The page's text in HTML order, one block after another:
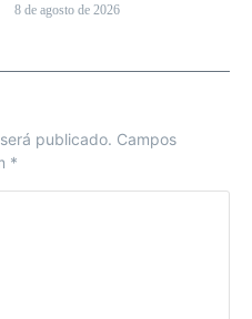
8 de agosto de 2026
publicado. Campos
*